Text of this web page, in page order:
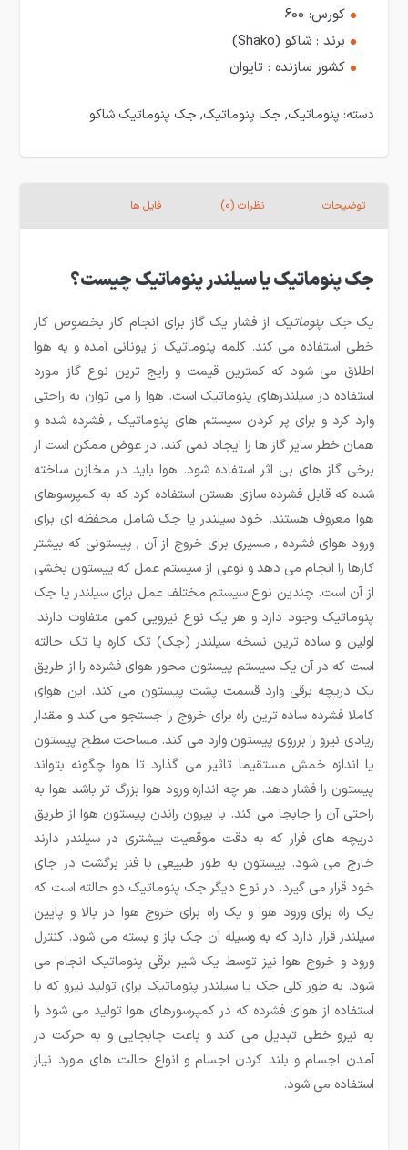
کورس: 600
برند : شاکو (Shako)
کشور سازنده : تایوان
دسته: پنوماتیک, جک پنوماتیک, جک پنوماتیک شاکو
توضیحات نظرات (0) فایل ها
جک پنوماتیک یا سیلندر پنوماتیک چیست؟
یکجک پنوماتیک از فشار یک گاز برای انجام کار بخصوص کار
خطی استفاده می کند. کلمه پنوماتیک از یونانی آمده و به هوا
اطلاق می شود که کمترین قیمت و رایج ترین نوع گاز مورد
استفاده در سیلندرهای پنوماتیک است. هوا را می توان به راحتی
وارد کرد و برای پر کردن سیستم های پنوماتیک , فشرده شده و
همان خطر سایر گاز ها را ایجاد نمی کند. در عوض ممکن است از
برخی گاز های بی اثر استفاده شود. هوا باید در مخازن ساخته
شده که قابل فشرده سازی هستن استفاده کرد که به کمپرسوهای
هوا معروف هستند. خود سیلندر یا جک شامل محفظه ای برای
ورود هوای فشرده , مسیری برای خروج از آن , پیستونی که بیشتر
کارها را انجام می دهد و نوعی از سیستم عمل که پیستون بخشی
از آن است. چندین نوع سیستم مختلف عمل برای سیلندر یا جک
پنوماتیک وجود دارد و هر یک نوع نیرویی کمی متفاوت دارند.
اولین و ساده ترین نسخه سیلندر (جک) تک کاره یا تک حالته
است که در آن یک سیستم پیستون محور هوای فشرده را از طریق
یک دریچه برقی وارد قسمت پشت پیستون می کند. این هوای
کاملا فشرده ساده ترین راه برای خروج را جستجو می کند و مقدار
زیادی نیرو را برروی پیستون وارد می کند. مساحت سطح پیستون
یا اندازه خمش مستقیما تاثیر می گذارد تا هوا چگونه بتواند
پیستون را فشار دهد. هر چه اندازه ورود هوا بزرگ تر باشد هوا به
راحتی آن را جابجا می کند. با بیرون راندن پیستون هوا از طریق
دریچه های فرار که به دقت موقعیت بیشتری در سیلندر دارند
خارج می شود. پیستون به طور طبیعی با فنر برگشت در جای
خود قرار می گیرد. در نوع دیگر جک پنوماتیک دو حالته است که
یک راه برای ورود هوا و یک راه برای خروج هوا در بالا و پایین
سیلندر قرار دارد که به وسیله آن جک باز و بسته می شود. کنترل
ورود و خروج هوا نیز توسط یک شیر برقی پنوماتیک انجام می
شود. به طور کلی جک یا سیلندر پنوماتیک برای تولید نیرو که با
استفاده از هوای فشرده که در کمپرسورهای هوا تولید می شود را
به نیرو خطی تبدیل می کند و باعث جابجایی و به حرکت در
آمدن اجسام و بلند کردن اجسام و انواع حالت های مورد نیاز
استفاده می شود.